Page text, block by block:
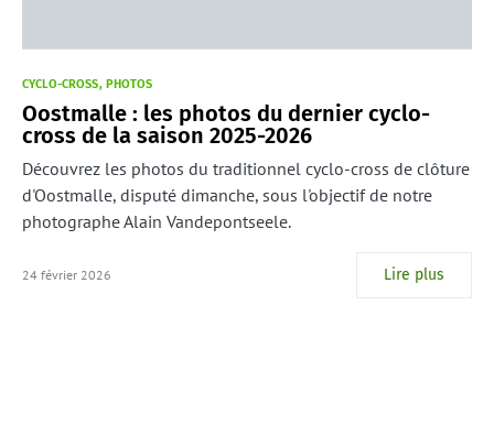
CYCLO-CROSS PHOTOS
Oostmalle : les photos du dernier cyclo-
cross de la saison 2025-2026
Découvrez les photos du traditionnel cyclo-cross de clôture
d'Oostmalle, disputé dimanche, sous l'objectif de notre
photographe Alain Vandepontseele.
24 février 2026 Lire plus